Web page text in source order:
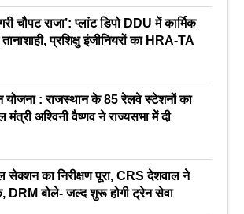
चौपट राजा’: प्लांट डिपो DDU में कार्मिक
प्रशिक्षु इंजीनियरों का HRA-TA
योजना : राजस्थान के 85 रेलवे स्टेशनों का
अश्विनी वैष्णव ने राज्यसभा में दी
सेक्शन का निरीक्षण पूरा, CRS देशवाल ने
DRM बोले- जल्द शुरू होगी ट्रेन सेवा